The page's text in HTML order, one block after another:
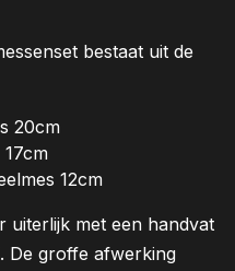
bestaat uit de
20cm
12cm
uiterlijk met een handvat
De groffe afwerking